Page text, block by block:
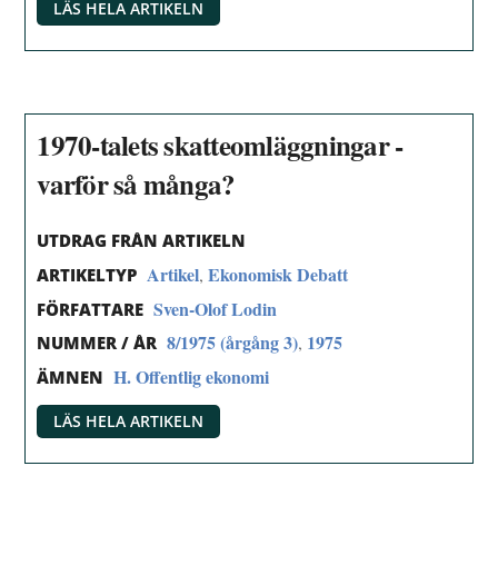
LÄS HELA ARTIKELN
1970-talets skatteomläggningar -
varför så många?
UTDRAG FRÅN ARTIKELN
ARTIKELTYP Artikel,Ekonomisk Debatt
FÖRFATTARE Sven-Olof Lodin
NUMMER / ÅR 8/1975 (årgång 3), 1975
ÄMNEN H. Offentlig ekonomi
LÄS HELA ARTIKELN